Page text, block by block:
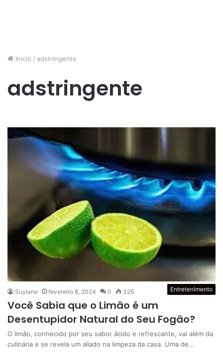
Início / adstringente
adstringente
Entretenimento
Suylane fevereiro 8, 2024 0 326
Você Sabia que o Limão é um
Desentupidor Natural do Seu Fogão?
O limão, conhecido por seu sabor ácido e refrescante, vai além da
culinária e se revela um aliado na limpeza da casa. Uma de…